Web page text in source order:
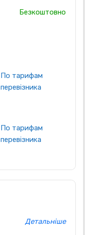
Безкоштовно
По тарифам
перевізника
По тарифам
перевізника
Детальніше